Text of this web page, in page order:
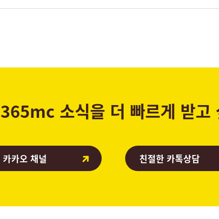
365mc 소식을 더 빠르게 받고
카오 채널 친절한 카톡상담